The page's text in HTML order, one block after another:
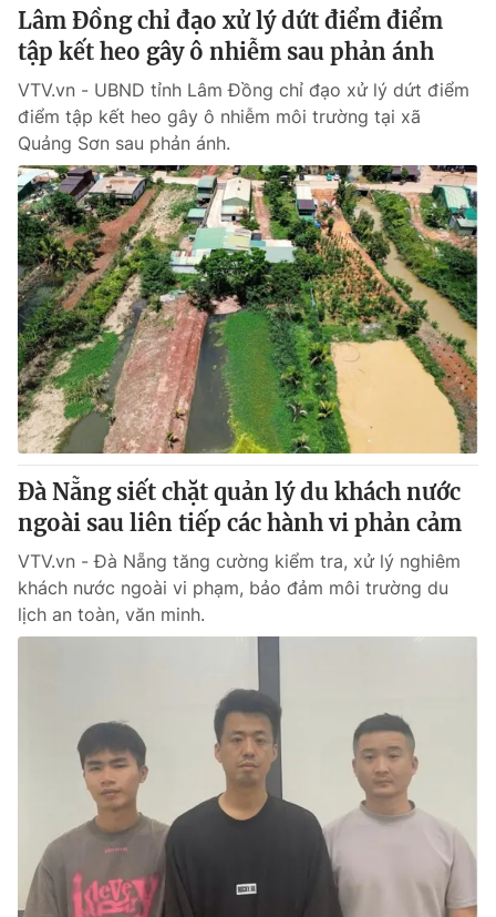
Lâm Đồng chỉ đạo xử lý dứt điểm điểm
tập kết heo gây ô nhiễm sau phản ánh
VTV.vn - UBND tỉnh Lâm Đồng chỉ đạo xử lý dứt điểm
điểm tập kết heo gây ô nhiễm môi trường tại xã
Quảng Sơn sau phản ánh.
Đà Nẵng siết chặt quản lý du khách nước
ngoài sau liên tiếp các hành vi phản cảm
VTV.vn - Đà Nẵng tăng cường kiểm tra, xử lý nghiêm
khách nước ngoài vi phạm, bảo đảm môi trường du
lịch an toàn, văn minh.